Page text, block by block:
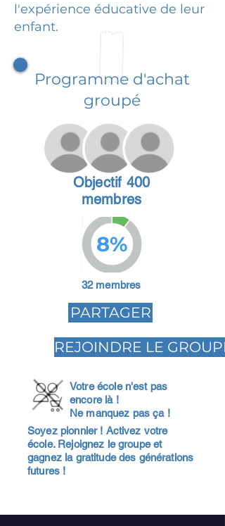
l'expérience éducative de leur
enfant.
Programme d'achat
groupé
Objectif 400
membres
8%
32 membres
PARTAGER
REJOINDRE LE GROUPE
Votre école n'est pas
encore là !
Ne manquez pas ça !
Soyez pionnier ! Activez votre
école. Rejoignez le groupe et
gagnez la gratitude des générations
futures !